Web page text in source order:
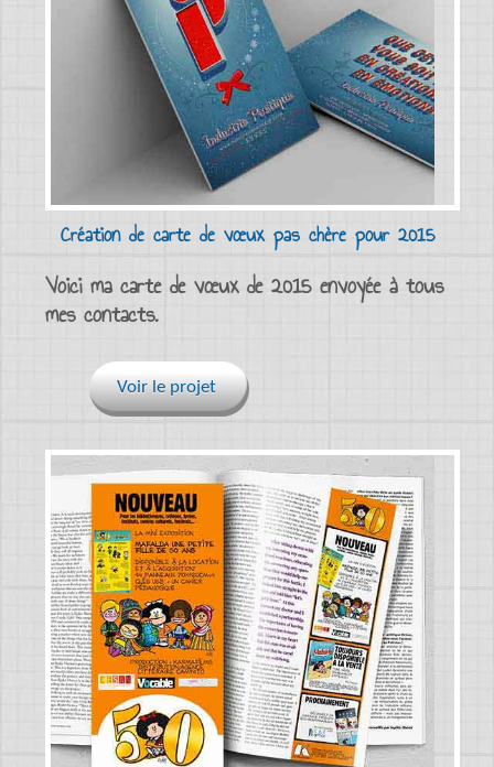
Création de carte de vœux pas chère pour 2015
Voici ma carte de vœux de 2015 envoyée à tous
mes contacts.
Voir le projet